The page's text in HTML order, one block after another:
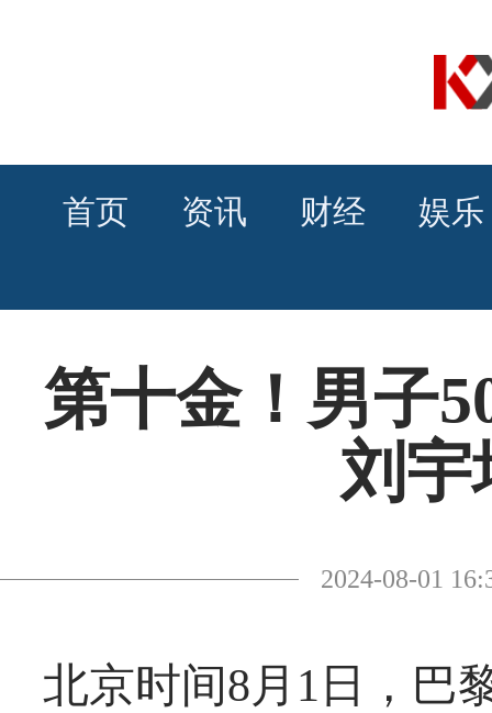
首页 资讯 财经 娱乐
第十金！男子
刘宇
2024-08-01
北京时间8月1日，巴